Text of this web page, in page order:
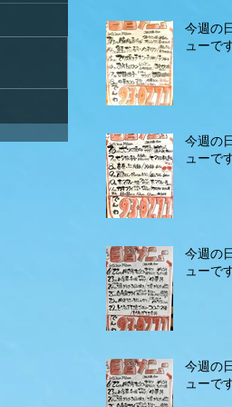
今週の
ューで
今週の
ューで
今週の
ューで
今週の
ューで